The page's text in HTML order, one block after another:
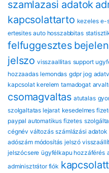
szamlazasi adatok
kapcsolattarto kezeles e-
ertesites auto hosszabbitas
felfuggesztes
jelszo visszaallitas support
hozzaadas lemondas gdpr jog
kapcsolat kerelem tamadogat
csomagvaltas atutalas
szolgaltatas lejarat kesedelmes
paypal automatikus fizetes
cégnév változás számlázási adatok
adószám módosítás jelszó
jelszócsere ügyfélkapu hozzáférés
adminisztrátor fiók